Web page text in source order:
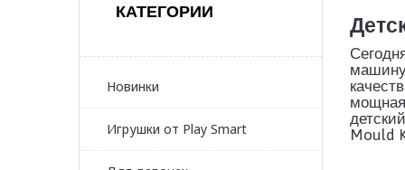
КАТЕГОРИИ
Новинки
Игрушки от Play Smart
мощная
Mould